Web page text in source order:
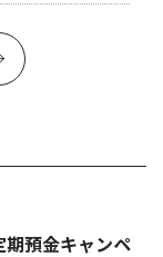
期預金キャンペ